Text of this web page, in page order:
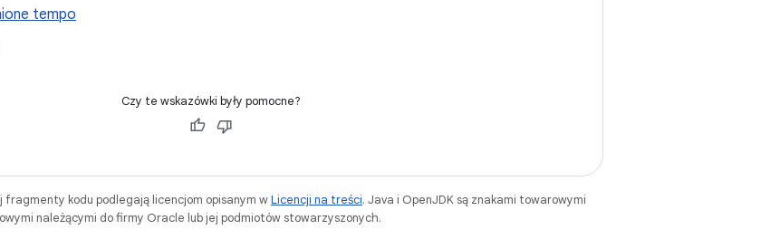
tempo
Czy te wskazówki były pomocne?
fragmenty kodu podlegają licencjom opisanym wLicencji na treści. Java i OpenJDK są znakami towarowymi
należącymi do firmy Oracle lub jej podmiotów stowarzyszonych.